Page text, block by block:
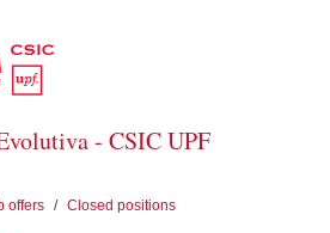
- CSIC UPF
offers / Closed positions